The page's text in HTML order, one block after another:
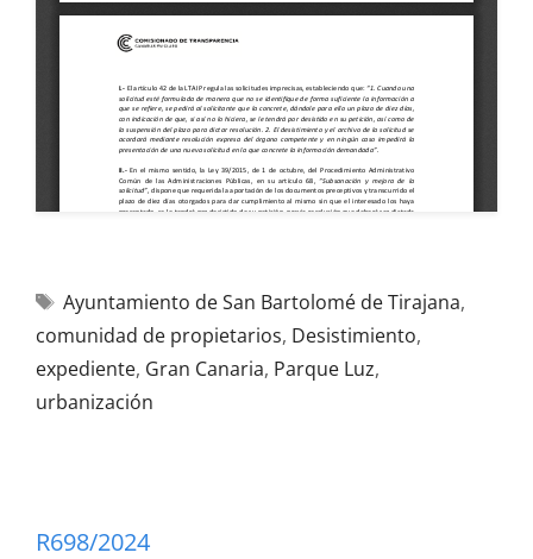
Ayuntamiento de San Bartolomé de Tirajana,
comunidad de propietarios, Desistimiento,
expediente, Gran Canaria, Parque Luz,
urbanización
R698/2024